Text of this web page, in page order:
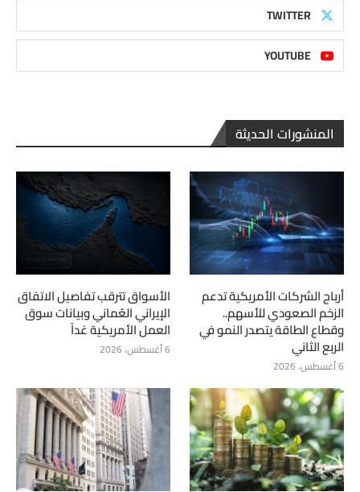
TWITTER
YOUTUBE
المنشورات الحديثة
أرباح الشركات الأمريكية تدعم
الزخم الصعودي للأسهم..
وقطاع الطاقة يتصدر النمو في
الربع الثاني
6 أغسطس، 2026
الأسواق تترقب تفاصيل الاتفاق
الإيراني العُماني وبيانات سوق
العمل الأمريكية غداً
6 أغسطس، 2026